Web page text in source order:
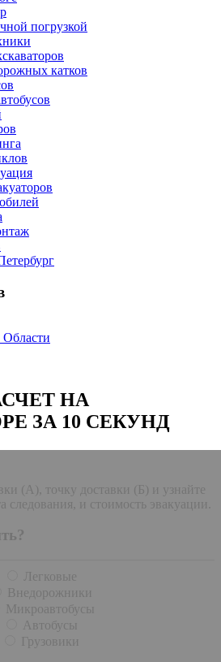
погрузкой
катков
НА
ЗА 10 СЕКУНД
(А), точку доставки (Б) и узнайте
следования, и стоимость эвакуации.
Легковые
Внедорожники
Микроавтобусы
Автобусы
Грузовики